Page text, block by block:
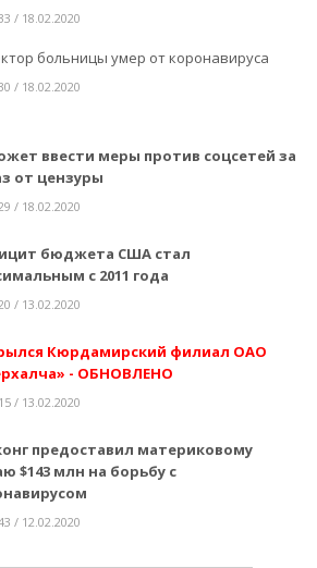
/ 18.02.2020
больницы умер от коронавируса
/ 18.02.2020
ввести меры против соцсетей за
от цензуры
/ 18.02.2020
бюджета США стал
с 2011 года
/ 13.02.2020
Кюрдамирский филиал ОАО
- ОБНОВЛЕНО
/ 13.02.2020
предоставил материковому
$143 млн на борьбу с
/ 12.02.2020